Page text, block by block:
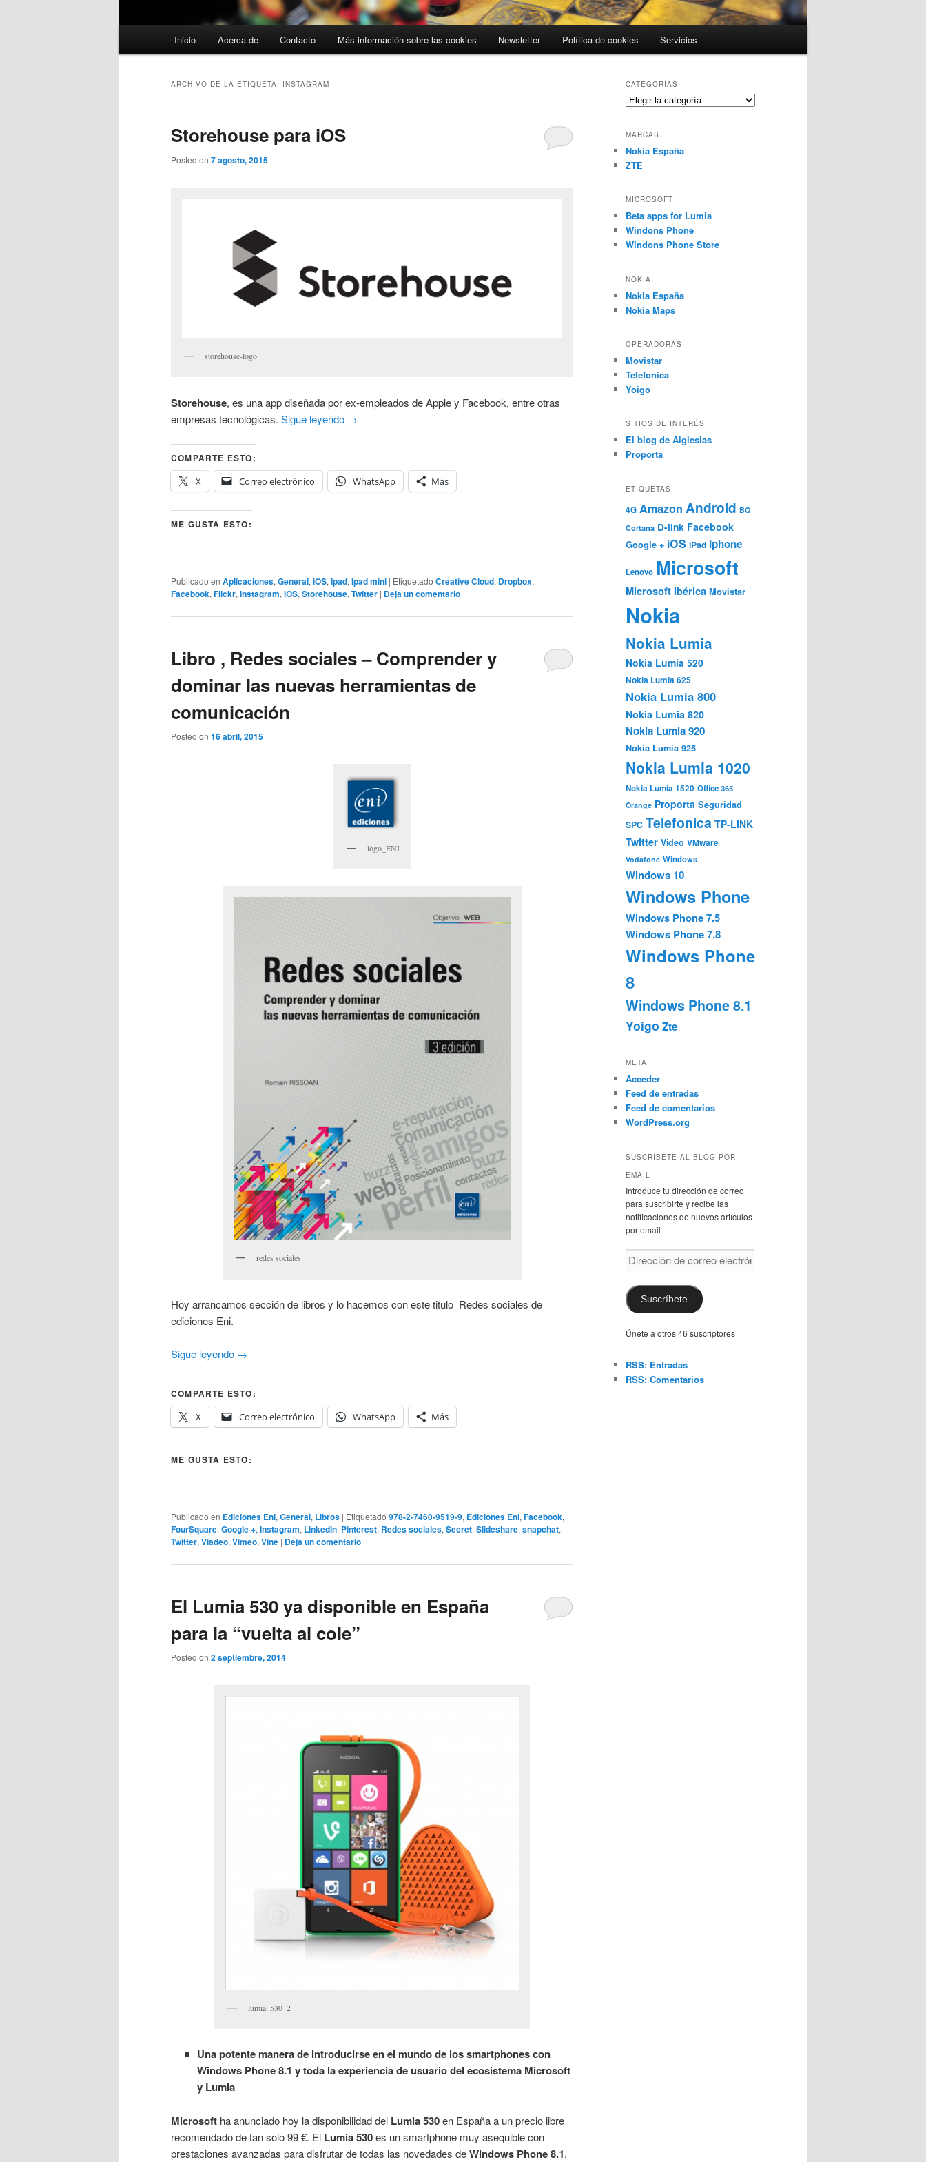
Inicio Acerca de Contacto Más información sobre las cookies Newsletter Política de cookies Servicios
ARCHIVO DE LA ETIQUETA: INSTAGRAM
Storehouse para iOS
Posted on 7 agosto, 2015
storehouse-logo
Storehouse, es una app diseñada por ex-empleados de Apple y Facebook, entre otras
empresas tecnológicas. Sigue leyendo →
COMPARTE ESTO:
X
Correo electrónico WhatsApp Más
ME GUSTA ESTO:
Publicado en Aplicaciones, General, iOS, Ipad, Ipad mini | Etiquetado Creative Cloud, Dropbox,
Facebook, Flickr, Instagram, iOS, Storehouse, Twitter | Deja un comentario
Libro , Redes sociales – Comprender y
dominar las nuevas herramientas de
comunicación
Posted on 16 abril, 2015
logo_ENI
redes sociales
Hoy arrancamos sección de libros y lo hacemos con este titulo Redes sociales de
ediciones Eni.
Sigue leyendo →
COMPARTE ESTO:
X
Correo electrónico WhatsApp Más
ME GUSTA ESTO:
Publicado en Ediciones Eni, General, Libros | Etiquetado 978-2-7460-9519-9, Ediciones Eni, Facebook,
FourSquare, Google +, Instagram, LinkedIn, Pinterest, Redes sociales, Secret, Slideshare, snapchat,
Twitter, Viadeo, Vimeo, Vine | Deja un comentario
El Lumia 530 ya disponible en España
para la “vuelta al cole”
Posted on 2 septiembre, 2014
lumia_530_2
Una potente manera de introducirse en el mundo de los smartphones con
Windows Phone 8.1 y toda la experiencia de usuario del ecosistema Microsoft
y Lumia
Microsoft ha anunciado hoy la disponibilidad del Lumia 530en España a un precio libre
recomendado de tan solo 99 €. El Lumia 530es un smartphone muy asequible con
prestaciones avanzadas para disfrutar de todas las novedades deWindows Phone 8.1,
CATEGORÍAS
Categorías
MARCAS
Nokia España
ZTE
MICROSOFT
Beta apps for Lumia
Windons Phone
Windons Phone Store
NOKIA
Nokia España
Nokia Maps
OPERADORAS
Movistar
Telefonica
Yoigo
SITIOS DE INTERÉS
El blog de Aiglesias
Proporta
ETIQUETAS
4G Amazon Android BQ
Cortana D-link Facebook
Google + iOS iPad Iphone
Lenovo Microsoft
Microsoft Ibérica Movistar
Nokia
Nokia Lumia
Nokia Lumia 520
Nokia Lumia 625
Nokia Lumia 800
Nokia Lumia 820
Nokia Lumia 920
Nokia Lumia 925
Nokia Lumia 1020
Nokia Lumia 1520 Office 365
Orange Proporta Seguridad
SPC Telefonica TP-LINK
Twitter Video VMware
Vodafone Windows
Windows 10
Windows Phone
Windows Phone 7.5
Windows Phone 7.8
Windows Phone
8
Windows Phone 8.1
Yoigo Zte
META
Acceder
Feed de entradas
Feed de comentarios
WordPress.org
SUSCRÍBETE AL BLOG POR
EMAIL
Introduce tu dirección de correo
para suscribirte y recibe las
notificaciones de nuevos artículos
por email
Dirección
de
electrónico
Suscríbete
Únete a otros 46 suscriptores
RSS: Entradas
RSS: Comentarios